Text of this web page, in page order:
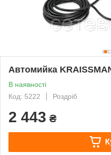
Автомийка
В наявності
Код: 5222
Роздріб
2 443 ₴